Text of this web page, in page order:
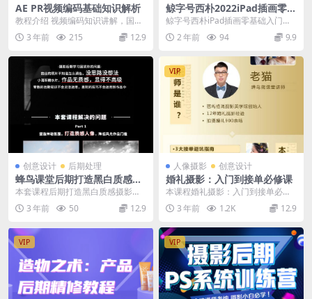
AE PR视频编码基础知识解析
教程介绍 视频编码知识讲解，国内
很多AE CG资源大部分是国外教
程，本套课程已经...
3 年前 215 12.9
鲸字号西朴2022iPad插画零基
础入门第13期【画质还行只有
视频】
鲸字号西朴iPad插画零基础入门课
第13期 本次分享的是鲸字号西朴...
2 年前 94 9.9
创意设计 后期处理
蜂鸟课堂后期打造黑白质感摄
影作品
本套课程后期打造黑白质感摄影作
品来自蜂鸟微课堂，课程由蜂鸟摄
影微课堂提供 打造黑...
3 年前 50 12.9
VIP
人像摄影 创意设计
婚礼摄影：入门到接单必修课
本课程婚礼摄影：入门到接单必修
课来自蜂鸟微课堂，课程由蜂鸟摄
影微课堂提供 婚礼摄...
3 年前 1.2K 12.9
VIP VIP